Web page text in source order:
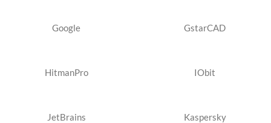
Google GstarCAD
HitmanPro IObit
JetBrains Kaspersky